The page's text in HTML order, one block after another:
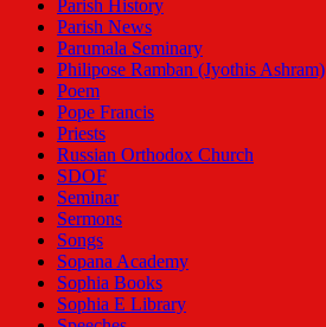
Parish History
Parish News
Parumala Seminary
Philipose Ramban (Jyothis Ashram)
Poem
Pope Francis
Priests
Russian Orthodox Church
SDOF
Seminar
Sermons
Songs
Sopana Academy
Sophia Books
Sophia E Library